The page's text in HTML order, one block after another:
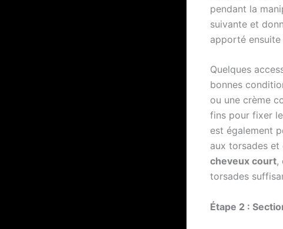
pendant la
suivante et
apporté
Quelques
bonnes
ou une crème
fins pour fixer
est également
aux torsades et
cheveux court,
torsades
Étape 2 :